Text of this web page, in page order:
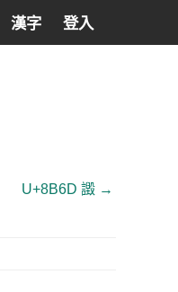
漢字 登入
U+8B6D 譭 →